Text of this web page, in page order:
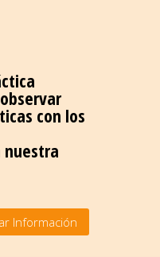
con los
Información